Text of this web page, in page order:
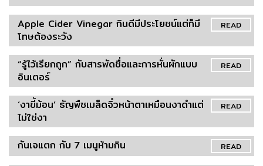
READ
Apple Cider Vinegar กินดีมีประโยชน์แต่ก็มี
โทษต้องระวัง
READ
“รู้ไว้เรียกถูก” กับสารพัดชื่อและการหั่นผักแบบ
อินเตอร์
READ
‘งาขี้ม้อน’ ธัญพืชเมล็ดจิ๋วหน้าตาเหมือนงาดำแต่
ไม่ใช่งา
READ
กันเจแตก กับ 7 เมนูห้ามกิน